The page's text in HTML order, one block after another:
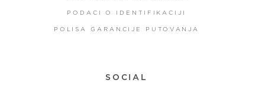
PODACI O IDENTIFIKACIJI
POLISA GARANCIJE PUTOVANJA
SOCIAL